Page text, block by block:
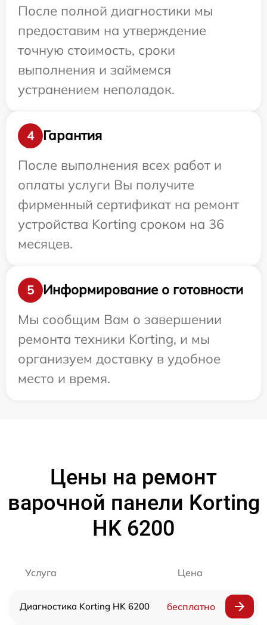
После полной диагностики мы
предоставим на утверждение
точную стоимость, сроки
выполнения и займемся
устранением неполадок.
4
Гарантия
После выполнения всех работ и
оплаты услуги Вы получите
фирменный сертификат на ремонт
устройства Korting сроком на 36
месяцев.
5
Информирование о готовности
Мы сообщим Вам о завершении
ремонта техники Korting, и мы
организуем доставку в удобное
место и время.
Цены на ремонт
варочной панели Korting
HK 6200
Услуга Цена
Диагностика Korting HK 6200 бесплатно